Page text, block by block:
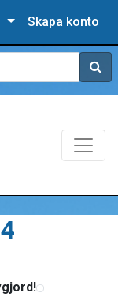
Skapa konto
Sök